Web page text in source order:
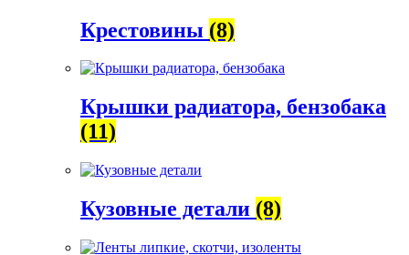
Крестовины (8)
Крышки радиатора, бензобака
(11)
Кузовные детали (8)